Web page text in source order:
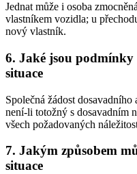
Jednat může i osoba
vlastníkem vozidla; u
nový vlastník.
6. Jaké jsou
situace
Společná žádost
není-li totožný s dosavadním
všech požadovaných
7. Jakým způsobem
situace